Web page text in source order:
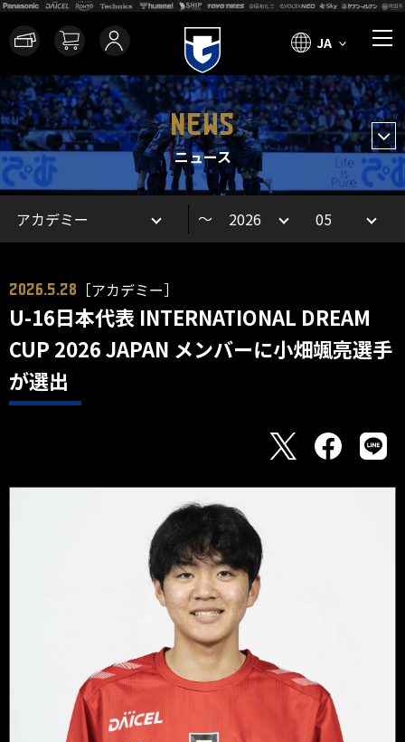
JA
NEWS
ニュース
～
2026.5.28 ［アカデミー］
U-16日本代表 INTERNATIONAL DREAM
CUP 2026 JAPAN メンバーに小畑颯亮選手
が選出